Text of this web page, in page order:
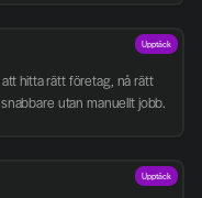
hitta rätt företag, nå rätt
utan manuellt jobb.
Upptäck
Upptäck